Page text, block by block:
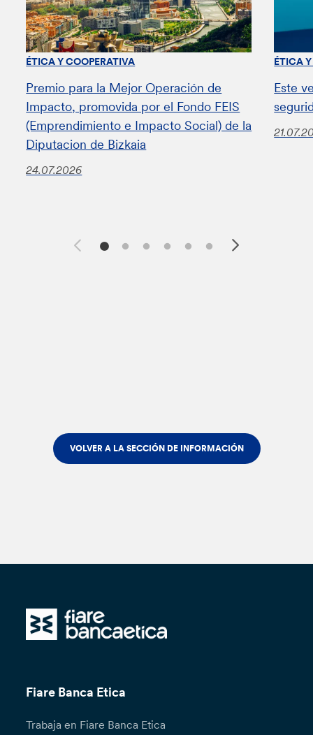
ÉTICA Y COOPERATIVA
Premio para la Mejor Operación de
Impacto, promovida por el Fondo FEIS
(Emprendimiento e Impacto Social) de la
Diputacion de Bizkaia
24.07.2026
ÉTICA
Este
VOLVER A LA SECCIÓN DE INFORMACIÓN
Fiare Banca Etica
Trabaja en Fiare Banca Etica